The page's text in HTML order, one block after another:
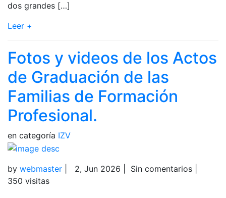
dos grandes […]
Leer +
Fotos y videos de los Actos
de Graduación de las
Familias de Formación
Profesional.
en categoría IZV
by webmaster 2, Jun 2026 Sin comentarios
350 visitas